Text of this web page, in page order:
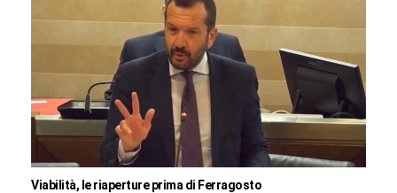
Viabilità, le riaperture prima di Ferragosto